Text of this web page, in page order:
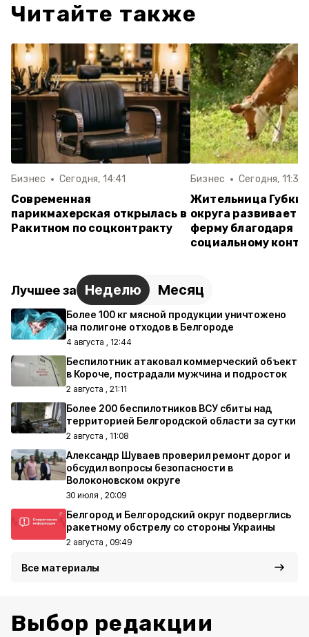
Читайте также
Бизнес Сегодня, 14:41
Современная
парикмахерская открылась в
Ракитном по соцконтракту
Бизнес Сегодня, 11:31
Жительница
округа развивает
ферму благодаря
социальному
Лучшее за Неделю Месяц
Более 100 кг мясной продукции уничтожено
на полигоне отходов в Белгороде
4 августа , 12:44
Беспилотник атаковал коммерческий объект
в Короче, пострадали мужчина и подросток
2 августа , 21:11
Более 200 беспилотников ВСУ сбиты над
территорией Белгородской области за сутки
2 августа , 11:08
Александр Шуваев проверил ремонт дорог и
обсудил вопросы безопасности в
Волоконовском округе
30 июля , 20:09
Белгород и Белгородский округ подверглись
ракетному обстрелу со стороны Украины
2 августа , 09:49
Все материалы
Выбор редакции